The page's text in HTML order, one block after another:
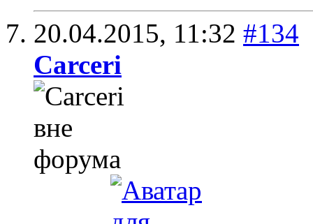
20.04.2015, 11:32 #134
Carceri